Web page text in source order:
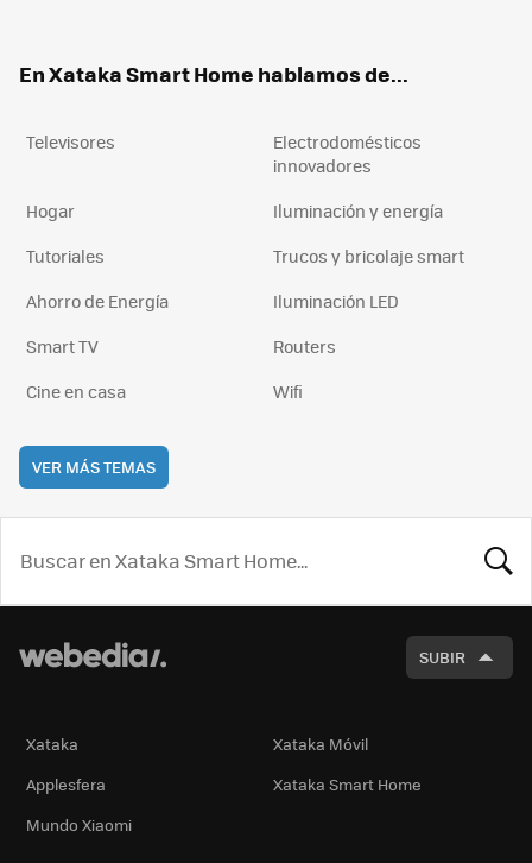
En Xataka Smart Home hablamos de...
Televisores
Electrodomésticos
innovadores
Hogar
Iluminación y energía
Tutoriales
Trucos y bricolaje smart
Ahorro de Energía
Iluminación LED
Smart TV
Routers
Cine en casa
Wifi
VER MÁS TEMAS
SUBIR
Xataka
Xataka Móvil
Applesfera
Xataka Smart Home
Mundo Xiaomi